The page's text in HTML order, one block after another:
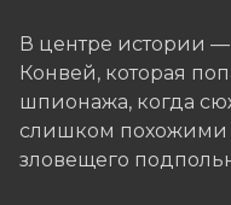
В центре истории
Конвей, которая
шпионажа, когда
слишком похожими
зловещего